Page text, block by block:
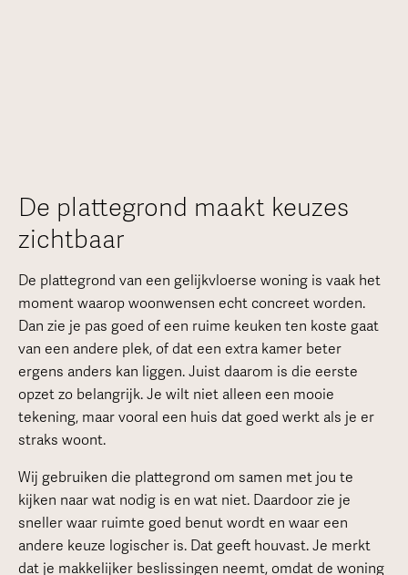
De plattegrond maakt keuzes
zichtbaar
De plattegrond van een gelijkvloerse woning is vaak het
moment waarop woonwensen echt concreet worden.
Dan zie je pas goed of een ruime keuken ten koste gaat
van een andere plek, of dat een extra kamer beter
ergens anders kan liggen. Juist daarom is die eerste
opzet zo belangrijk. Je wilt niet alleen een mooie
tekening, maar vooral een huis dat goed werkt als je er
straks woont.
Wij gebruiken die plattegrond om samen met jou te
kijken naar wat nodig is en wat niet. Daardoor zie je
sneller waar ruimte goed benut wordt en waar een
andere keuze logischer is. Dat geeft houvast. Je merkt
dat je makkelijker beslissingen neemt, omdat de woning